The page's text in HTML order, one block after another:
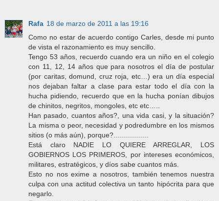
Rafa 18 de marzo de 2011 a las 19:16
Como no estar de acuerdo contigo Carles, desde mi punto
de vista el razonamiento es muy sencillo.
Tengo 53 años, recuerdo cuando era un niño en el colegio
con 11, 12, 14 años que para nosotros el día de postular
(por caritas, domund, cruz roja, etc…) era un día especial
nos dejaban faltar a clase para estar todo el día con la
hucha pidiendo, recuerdo que en la hucha ponían dibujos
de chinitos, negritos, mongoles, etc etc…..
Han pasado, cuantos años?, una vida casi, y la situación?
La misma o peor, necesidad y podredumbre en los mismos
sitios (o más aún), porque?..................
Está claro NADIE LO QUIERE ARREGLAR, LOS
GOBIERNOS LOS PRIMEROS, por intereses económicos,
militares, estratégicos, y díos sabe cuantos más.
Esto no nos exime a nosotros, también tenemos nuestra
culpa con una actitud colectiva un tanto hipócrita para que
negarlo.